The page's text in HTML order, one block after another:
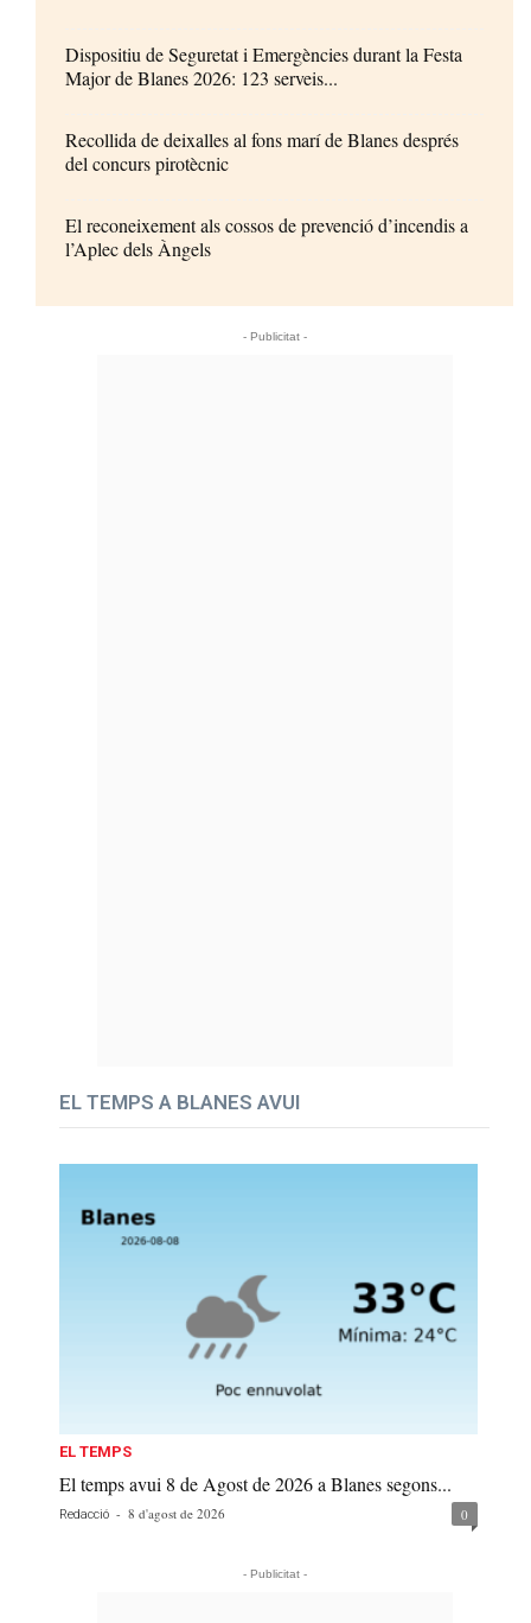
Dispositiu de Seguretat i Emergències durant la Festa
Major de Blanes 2026: 123 serveis...
Recollida de deixalles al fons marí de Blanes després
del concurs pirotècnic
El reconeixement als cossos de prevenció d’incendis a
l’Aplec dels Àngels
- Publicitat -
EL TEMPS A BLANES AVUI
EL TEMPS
El temps avui 8 de Agost de 2026 a Blanes segons...
Redacció - 8 d'agost de 2026 0
- Publicitat -